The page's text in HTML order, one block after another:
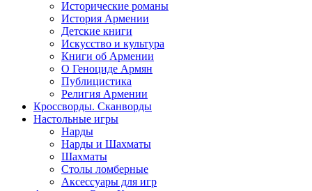
Исторические романы
История Армении
Детские книги
Иcкусство и культура
Книги об Армении
О Геноциде Армян
Публицистика
Религия Армении
Кроссворды. Сканворды
Настольные игры
Нарды
Нарды и Шахматы
Шахматы
Столы ломберные
Аксессуары для игр